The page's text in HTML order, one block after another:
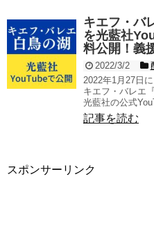
キエフ・バ
を光藍社
料公開！義
2022/3/2
2022年1月27日
キエフ・バレエ
光藍社の公式
記事を読む
スポンサーリンク